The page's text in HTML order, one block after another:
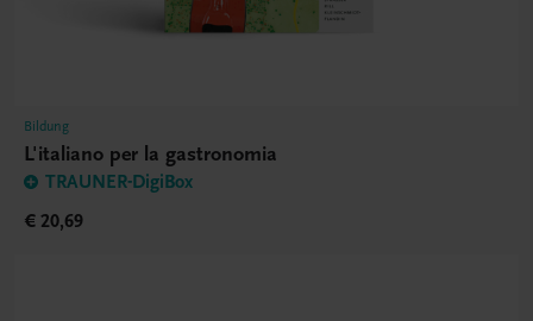
Bildung
L'italiano per la gastronomia
TRAUNER-DigiBox
€ 20,69